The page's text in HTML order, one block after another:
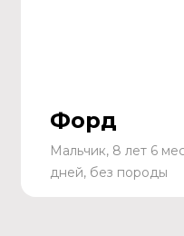
Форд
Мальчик, 8 лет 6
дней, без породы